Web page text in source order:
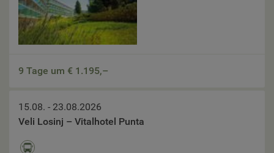
9 Tage um € 1.195,–
15.08. - 23.08.2026
Veli Losinj – Vitalhotel Punta